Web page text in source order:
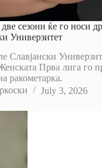
сезони ќе го носи
Универзитет
Славјански
Прва лига го
ракометарка.
July 3, 2026